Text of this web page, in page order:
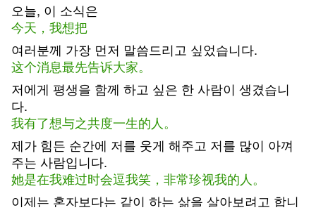
오늘, 이 소식은
今天，我想把
여러분께 가장 먼저 말씀드리고 싶었습니다.
这个消息最先告诉大家。
저에게 평생을 함께 하고 싶은 한 사람이 생겼습니
다.
我有了想与之共度一生的人。
제가 힘든 순간에 저를 웃게 해주고 저를 많이 아껴
주는 사람입니다.
她是在我难过时会逗我笑，非常珍视我的人。
이제는 혼자보다는 같이 하는 삶을 살아보려고 합니